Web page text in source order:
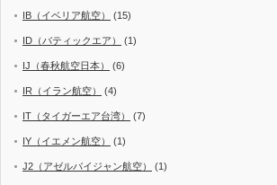
IB（イベリア航空） (15)
ID（バティックエア） (1)
IJ（春秋航空日本） (6)
IR（イラン航空） (4)
IT（タイガーエア台湾） (7)
IY（イエメン航空） (1)
J2（アゼルバイジャン航空） (1)